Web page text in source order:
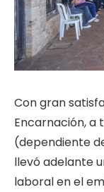
Con gran
Encarnación, a
(dependiente
llevó adelante
laboral en el